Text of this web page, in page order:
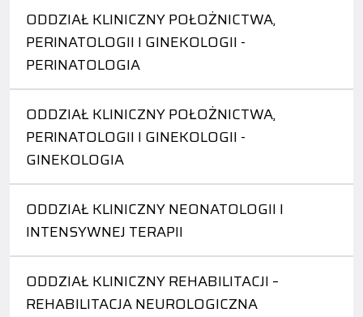
ODDZIAŁ KLINICZNY POŁOŻNICTWA,
PERINATOLOGII I GINEKOLOGII -
PERINATOLOGIA
ODDZIAŁ KLINICZNY POŁOŻNICTWA,
PERINATOLOGII I GINEKOLOGII -
GINEKOLOGIA
ODDZIAŁ KLINICZNY NEONATOLOGII I
INTENSYWNEJ TERAPII
ODDZIAŁ KLINICZNY REHABILITACJI –
REHABILITACJA NEUROLOGICZNA